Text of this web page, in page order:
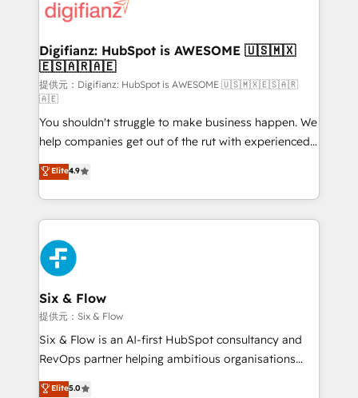
for you and execute it on HubSpot. We are on the
framework, meaning we've been accredited by
HubSpot and vetted by the CCS, which means we
can support public sector companies as well the
other ones listed in our profile. Our services: -
HubSpot implementation - HubSpot CMS website
build We can do lots of things. But everything we do
is there for you to: - Grow revenue, and run your
business more efficiently - Build stronger
relationships with customers - Make better
decisions with data - Find a new voice and reach
more people - Get the most out of your HubSpot
investment
Digifianz: HubSpot is AWESOME 🇺🇸🇲🇽
🇪🇸🇦🇷🇦🇪
提供元：Digifianz: HubSpot is AWESOME 🇺🇸🇲🇽🇪🇸🇦🇷
🇦🇪
You shouldn't struggle to make business happen. We
help companies get out of the rut with experienced,
process-oriented teams implementing HubSpot
Marketing, Sales, Service, CMS and Operations Hub,
so selling and actually engaging with your customers
feels easy and pain-free. We are a top ranked
HubSpot Elite Partner, winner of Rookie of the Year
and Customer First Awards, 4.9/5 rating in HubSpot
Reviews and 4.9/5 rating in Clutch Reviews. Digifianz
helps the following industries: logistics & 3PL, home
improvement & construction, branding and
commercialization, real estate, health, education,
SaaS, Software Dev & IT and consulting, make the
the United States, EU, UAE, Mexico and Latin
Elite4.9
Six & Flow
提供元：Six & Flow
Six & Flow is an AI-first HubSpot consultancy and
RevOps partner helping ambitious organisations
grow with clarity, confidence, and intelligence.
Elite5.0